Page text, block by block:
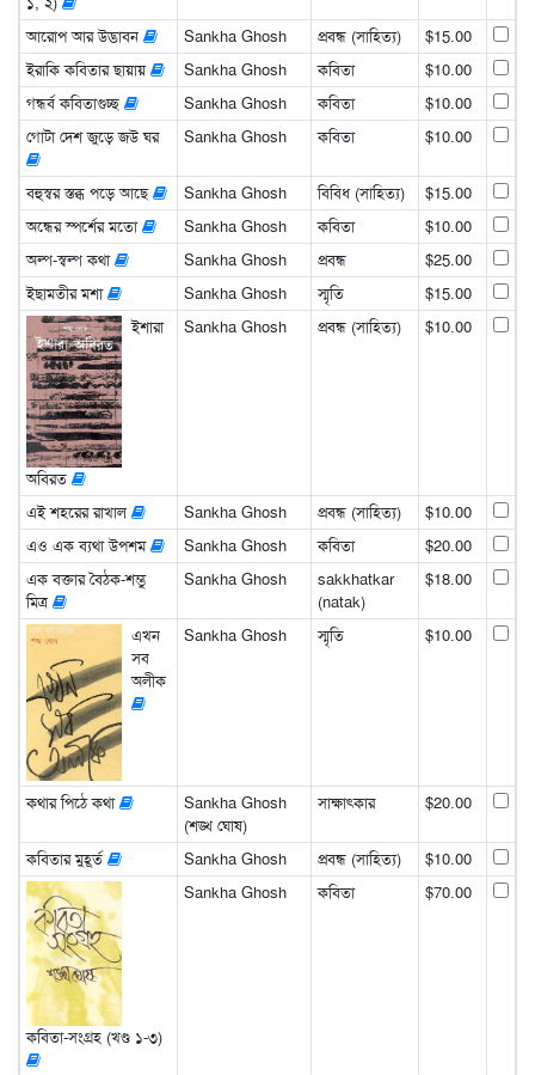
আরোপ আর উদ্ভাবন
Sankha Ghosh প্রবন্ধ (সাহিত্য)
$15.00
ইরাকি কবিতার ছায়ায়
Sankha Ghosh কবিতা
$10.00
গন্ধর্ব কবিতাগুচ্ছ
Sankha Ghosh কবিতা
$10.00
গোটা দেশ জুড়ে জউ ঘর
Sankha Ghosh কবিতা $10.00
বহুস্বর স্তব্ধ পড়ে আছে Sankha Ghosh বিবিধ (সাহিত্য)
$15.00
অন্ধের স্পর্শের মতো
Sankha Ghosh কবিতা
$10.00
অল্প-স্বল্প কথা
Sankha Ghosh প্রবন্ধ
$25.00
ইছামতীর মশা
Sankha Ghosh স্মৃতি
$15.00
ইশারা
অবিরত
Sankha Ghosh প্রবন্ধ (সাহিত্য) $10.00
এই শহরের রাখাল Sankha Ghosh প্রবন্ধ (সাহিত্য)
$10.00
এও এক ব্যথা উপশম
Sankha Ghosh কবিতা
$20.00
এক বক্তার বৈঠক-শম্ভু
মিত্র
Sankha Ghosh
sakkhatkar
(natak)
$18.00
এখন
সব
অলীক
Sankha Ghosh স্মৃতি $10.00
কথার পিঠে কথা
Sankha Ghosh
(শঙ্খ ঘোষ)
সাক্ষাৎকার $20.00
কবিতার মুহূর্ত Sankha Ghosh প্রবন্ধ (সাহিত্য) $10.00
কবিতা-সংগ্রহ (খণ্ড ১-৩)
Sankha Ghosh কবিতা $70.00